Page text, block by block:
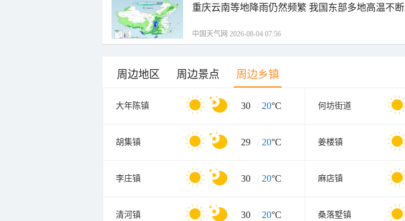
重庆云南等地降雨仍然频繁 我国东部多地高温不断
中国天气网 2026-08-04 07:56
周边地区 周边景点 周边乡镇
大年陈镇 30 / 20°C 何坊街道
胡集镇 29 / 20°C 姜楼镇
李庄镇 30 / 20°C 麻店镇
清河镇 30 / 20°C 桑落墅镇